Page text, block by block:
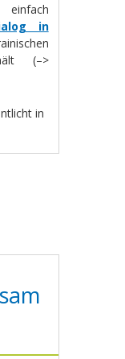
in
(–>
in